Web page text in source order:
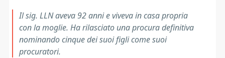
Il sig. LLN aveva 92 anni e viveva in casa propria
con la moglie. Ha rilasciato una procura definitiva
nominando cinque dei suoi figli come suoi
procuratori.